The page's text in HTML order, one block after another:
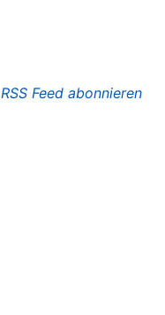
RSS Feed abonnieren